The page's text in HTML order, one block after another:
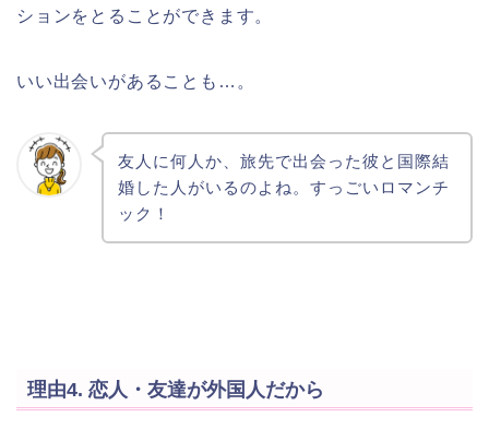
ションをとることができます。
いい出会いがあることも…。
友人に何人か、旅先で出会った彼と国際結
婚した人がいるのよね。すっごいロマンチ
ック！
理由4. 恋人・友達が外国人だから